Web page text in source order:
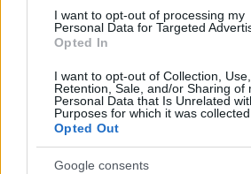
I want to opt-out of processing my
Personal Data for Targeted
Opted In
I want to opt-out of Collection, Use,
Retention, Sale, and/or Sharing of
Personal Data that Is Unrelated
Purposes for which it was collected.
Opted Out
Google consents